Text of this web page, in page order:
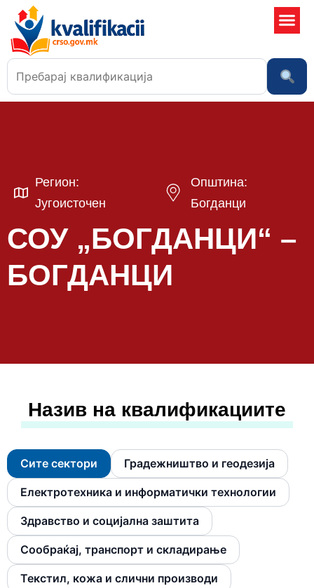
Регион:
Југоисточен
Општина:
Богданци
СОУ „БОГДАНЦИ“ –
БОГДАНЦИ
Назив на квалификациите
Сите сектори Градежништво и геодезија
Електротехника и информатички технологии
Здравство и социјална заштита
Сообраќај, транспорт и складирање
Текстил, кожа и слични производи